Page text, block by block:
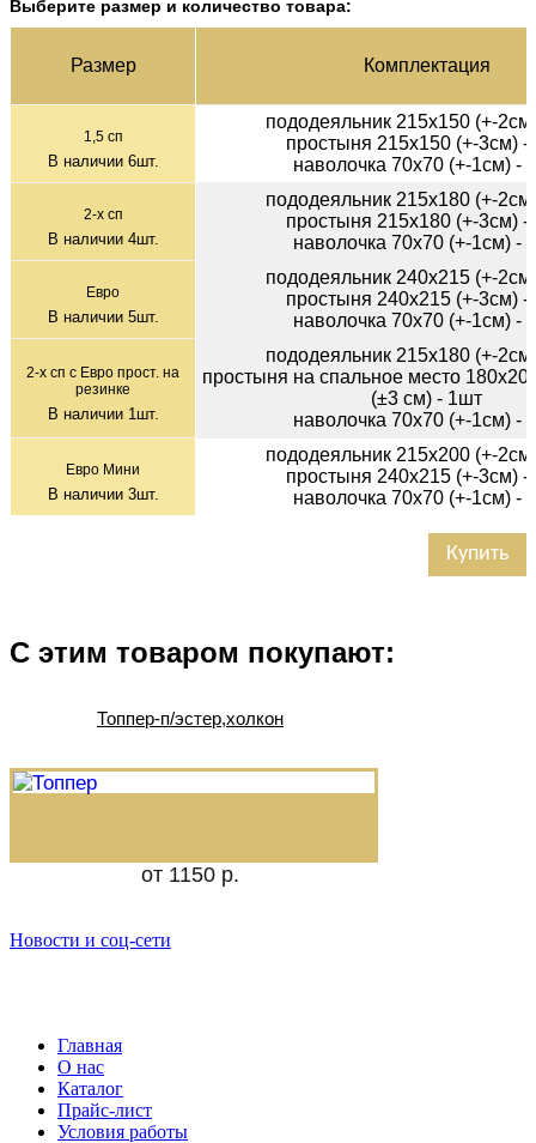
Выберите размер и количество товара:
Раз­мер Ком­плек­тация
1,5 сп
В наличии 6шт.
пододеяльник 215х150 (+-
простыня 215х150 (+-3см) -
наволочка 70х70 (+-1см) -
2-х сп
В наличии 4шт.
пододеяльник 215х180 (+-
простыня 215х180 (+-3см) -
наволочка 70х70 (+-1см) -
Евро
В наличии 5шт.
пододеяльник 240х215 (+-
простыня 240х215 (+-3см) -
наволочка 70х70 (+-1см) -
2-х сп с Евро прост. на
резинке
В наличии 1 шт.
пододеяльник 215х180 (+-
простыня на спальное место
(±3 см) - 1шт
наволочка 70х70 (+-1см) -
Евро Мини
В наличии 3шт.
пододеяльник 215х200 (+-
простыня 240х215 (+-3см) -
наволочка 70х70 (+-1см) -
Купить
С этим товаром покупают:
Топпер-п/эстер,холкон
от 1150 р.
Новости и соц-сети
Главная
О нас
Каталог
Прайс-лист
Условия работы